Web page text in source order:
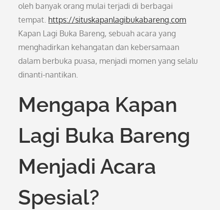
oleh banyak orang mulai terjadi di berbagai
tempat. https://situskapanlagibukabareng.com
Kapan Lagi Buka Bareng, sebuah acara yang
menghadirkan kehangatan dan kebersamaan
dalam berbuka puasa, menjadi momen yang selalu
dinanti-nantikan.
Mengapa Kapan
Lagi Buka Bareng
Menjadi Acara
Spesial?